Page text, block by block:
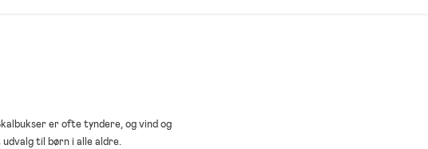
er ofte tyndere, og vind og
til børn i alle aldre.